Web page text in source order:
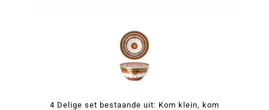
4 Delige set bestaande uit: Kom klein, kom